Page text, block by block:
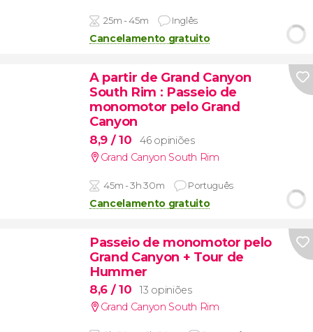
25m - 45m Inglês
Cancelamento gratuito
A partir de Grand Canyon
South Rim : Passeio de
monomotor pelo Grand
Canyon
8,9 / 10
46 opiniões
Grand Canyon South Rim
45m - 3h 30m Português
Cancelamento gratuito
Passeio de monomotor pelo
Grand Canyon + Tour de
Hummer
8,6 / 10
13 opiniões
Grand Canyon South Rim